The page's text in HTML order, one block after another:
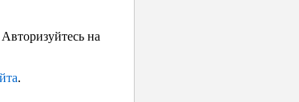
на
.